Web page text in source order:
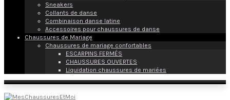
Sneakers
Collants de danse
Combinaison danse latine
Accessoires pour chaussures de danse
Chaussures de Mariage
Chaussures de mariage confortables
ESCARPINS FERMÉS
CHAUSSURES OUVERTES
Liquidation chaussures de mariées